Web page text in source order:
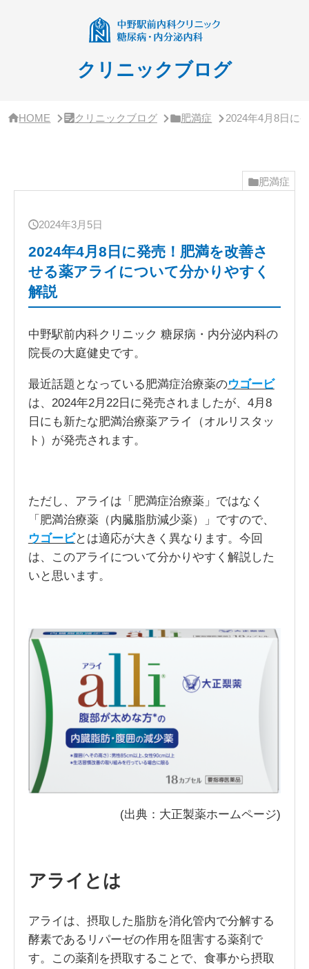
クリニックブログ
HOME クリニックブログ 肥満症 2024年4月8日に
肥満症
2024年3月5日
2024年4月8日に発売！肥満を改善さ
せる薬アライについて分かりやすく
解説
中野駅前内科クリニック 糖尿病・内分泌内科の
院長の大庭健史です。
最近話題となっている肥満症治療薬のウゴービ
は、2024年2月22日に発売されましたが、4月8
日にも新たな肥満治療薬アライ（オルリスタッ
ト）が発売されます。
ただし、アライは「肥満症治療薬」ではなく
「肥満治療薬（内臓脂肪減少薬）」ですので、
ウゴービとは適応が大きく異なります。今回
は、このアライについて分かりやすく解説した
いと思います。
(出典：大正製薬ホームページ)
アライとは
アライは、摂取した脂肪を消化管内で分解する
酵素であるリパーゼの作用を阻害する薬剤で
す。この薬剤を摂取することで、食事から摂取